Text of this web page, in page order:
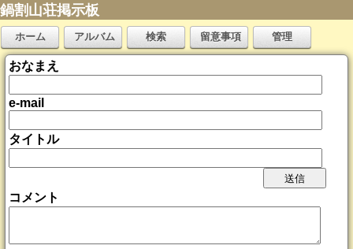
鍋割山荘掲示板
ホーム アルバム 検索 留意事項 管理
おなまえ
e-mail
タイトル
コメント